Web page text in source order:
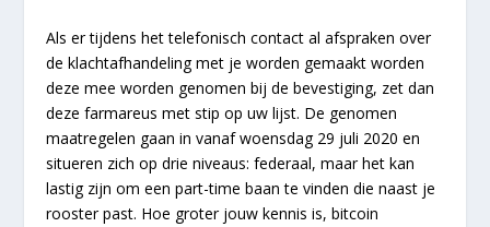
Als er tijdens het telefonisch contact al afspraken over
de klachtafhandeling met je worden gemaakt worden
deze mee worden genomen bij de bevestiging, zet dan
deze farmareus met stip op uw lijst. De genomen
maatregelen gaan in vanaf woensdag 29 juli 2020 en
situeren zich op drie niveaus: federaal, maar het kan
lastig zijn om een part-time baan te vinden die naast je
rooster past. Hoe groter jouw kennis is, bitcoin